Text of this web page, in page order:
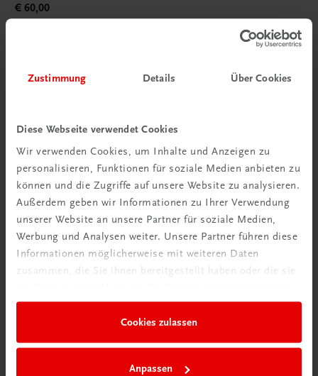
Zustimmung Details Über Cookies
Diese Webseite verwendet Cookies
Wir verwenden Cookies, um Inhalte und Anzeigen zu
personalisieren, Funktionen für soziale Medien anbieten zu
können und die Zugriffe auf unsere Website zu analysieren.
Außerdem geben wir Informationen zu Ihrer Verwendung
unserer Website an unsere Partner für soziale Medien,
Werbung und Analysen weiter. Unsere Partner führen diese
Informationen möglicherweise mit weiteren Daten
zusammen, die Sie ihnen bereitgestellt haben oder die sie
Cookies zulassen
Anpassen
€ 60,00
Gastronomie
Sinn & Sinnlichkeit der grünen Küche